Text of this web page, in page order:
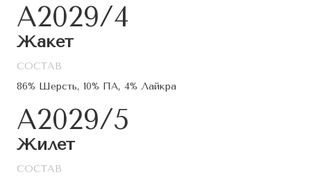
А2029/4
Жакет
СОСТАВ
86% Шерсть, 10% ПА, 4% Лайкра
А2029/5
Жилет
СОСТАВ